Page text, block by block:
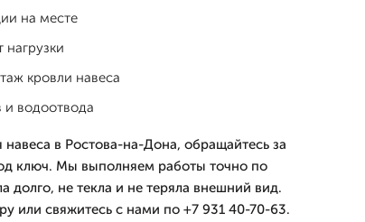
на месте
кровли навеса
и водоотвода
в Ростова-на-Дона, обращайтесь за
ключ. Мы выполняем работы точно по
долго, не текла и не теряла внешний вид.
или свяжитесь с нами по +7 931 40-70-63.